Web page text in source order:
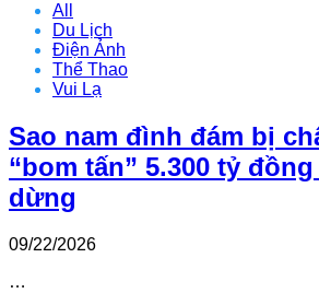
All
Du Lịch
Điện Ảnh
Thể Thao
Vui Lạ
Sao nam đình đám bị
“bom tấn” 5.300 tỷ
dừng
09/22/2026
…